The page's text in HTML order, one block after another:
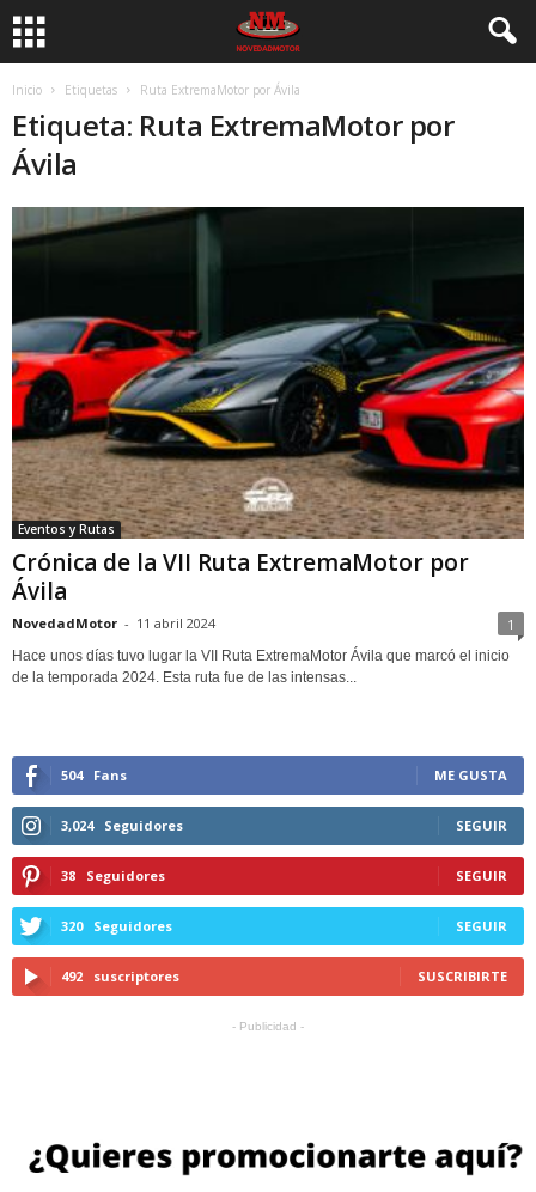
Inicio Etiquetas Ruta ExtremaMotor por Ávila
Etiqueta: Ruta ExtremaMotor por
Ávila
Eventos y Rutas
Crónica de la VII Ruta ExtremaMotor por
Ávila
NovedadMotor - 11 abril 2024 1
Hace unos días tuvo lugar la VII Ruta ExtremaMotor Ávila que marcó el inicio
de la temporada 2024. Esta ruta fue de las intensas...
504 Fans ME GUSTA
3,024 Seguidores SEGUIR
38 Seguidores SEGUIR
320 Seguidores SEGUIR
492 suscriptores SUSCRIBIRTE
- Publicidad -